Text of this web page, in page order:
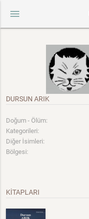
menu
DURSUN ARIK
Doğum - Ölüm:
Kategorileri:
Diğer İsimleri:
Bölgesi:
KİTAPLARI